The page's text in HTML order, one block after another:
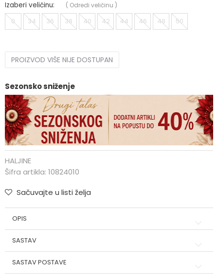
Izaberi veličinu: ( Odredi veličinu )
0 34 36 38 40 42 44 46 48 50
PROIZVOD VIŠE NIJE DOSTUPAN
Sezonsko sniženje
HALJINE
Šifra artikla: 10824010
Sačuvajte u listi želja
OPIS
SASTAV
SASTAV POSTAVE